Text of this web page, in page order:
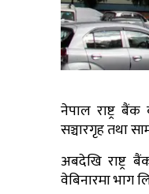
नेपाल राष्ट्र
सञ्चारगृह तथा
अबदेखि राष्ट्र
वेबिनारमा भाग